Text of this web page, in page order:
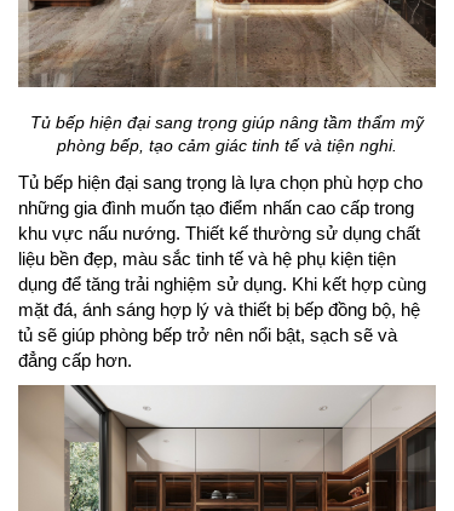
Tủ bếp hiện đại sang trọng giúp nâng tầm thẩm mỹ
phòng bếp, tạo cảm giác tinh tế và tiện nghi.
Tủ bếp hiện đại sang trọng là lựa chọn phù hợp cho
những gia đình muốn tạo điểm nhấn cao cấp trong
khu vực nấu nướng. Thiết kế thường sử dụng chất
liệu bền đẹp, màu sắc tinh tế và hệ phụ kiện tiện
dụng để tăng trải nghiệm sử dụng. Khi kết hợp cùng
mặt đá, ánh sáng hợp lý và thiết bị bếp đồng bộ, hệ
tủ sẽ giúp phòng bếp trở nên nổi bật, sạch sẽ và
đẳng cấp hơn.